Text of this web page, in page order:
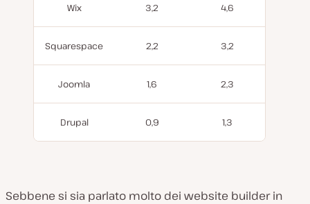
Wix 3,2 4,6
Squarespace 2,2 3,2
Joomla 1,6 2,3
Drupal 0,9 1,3
Sebbene si sia parlato molto dei website builder in